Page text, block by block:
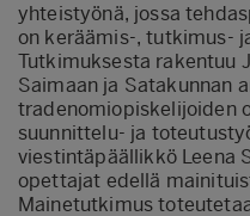
yhteistyönä, jossa
on keräämis-, tutkimus-
Tutkimuksesta rakentuu
Saimaan ja Satakunnan
tradenomiopiskelijoiden
suunnittelu- ja
viestintäpäällikkö Leena
opettajat edellä
Mainetutkimus